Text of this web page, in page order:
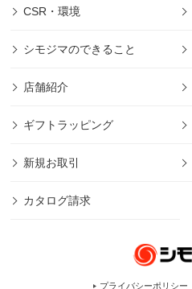
CSR・環境
シモジマのできること
店舗紹介
ギフトラッピング
新規お取引
カタログ請求
プライバシーポリシー